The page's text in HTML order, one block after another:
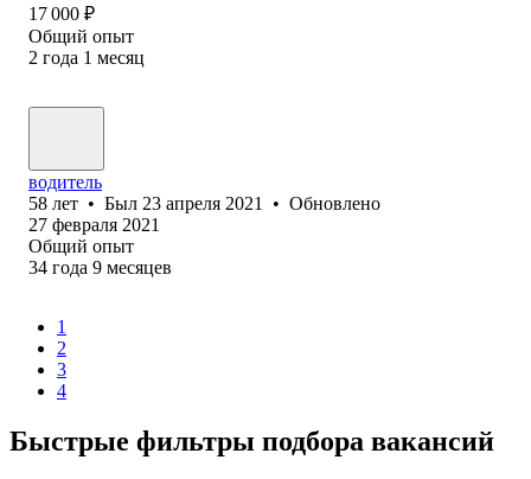
17 000 ₽
Общий опыт
2 года 1 месяц
водитель
58 лет • Был 23 апреля 2021 • Обновлено
27 февраля 2021
Общий опыт
34 года 9 месяцев
1
2
3
4
Быстрые фильтры подбора вакансий